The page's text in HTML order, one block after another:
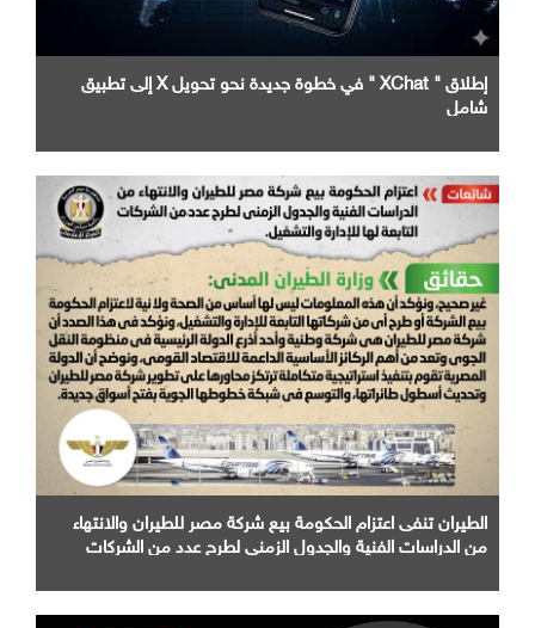
إطلاق " XChat " في خطوة جديدة نحو تحويل X إلى تطبيق
شامل
الطيران تنفى اعتزام الحكومة بيع شركة مصر للطيران والانتهاء
من الدراسات الفنية والجدول الزمني لطرح عدد من الشركات